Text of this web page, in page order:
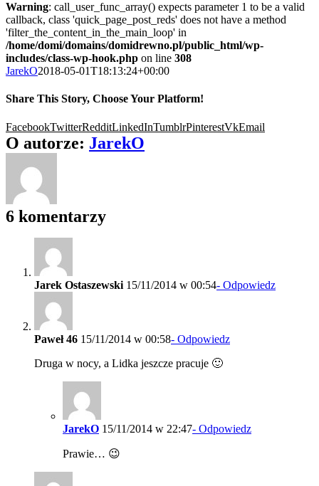
Warning: call_user_func_array() expects parameter 1 to be a valid
callback, class 'quick_page_post_reds' does not have a method
'filter_the_content_in_the_main_loop' in
/home/domi/domains/domidrewno.pl/public_html/wp-
includes/class-wp-hook.php on line 308
JarekO2018-05-01T18:13:24+00:00
Share This Story, Choose Your Platform!
FacebookTwitterRedditLinkedInTumblrPinterestVkEmail
O autorze: JarekO
6 komentarzy
Jarek Ostaszewski 15/11/2014 w 00:54- Odpowiedz
Paweł 46 15/11/2014 w 00:58- Odpowiedz
Druga w nocy, a Lidka jeszcze pracuje 🙂
JarekO 15/11/2014 w 22:47- Odpowiedz
Prawie… 😉